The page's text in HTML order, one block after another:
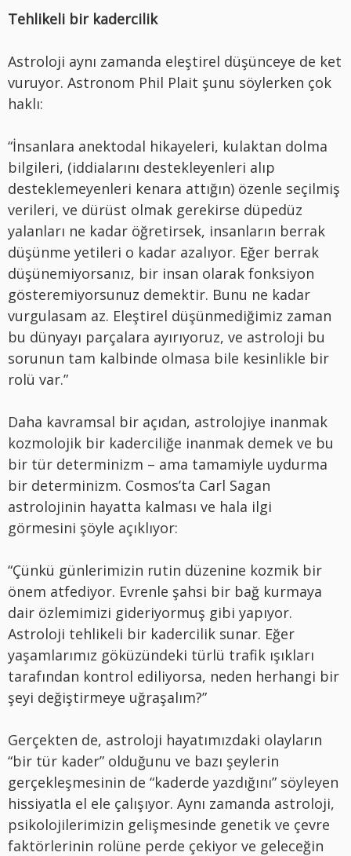
Tehlikeli bir kadercilik
Astroloji aynı zamanda eleştirel düşünceye de ket
vuruyor. Astronom Phil Plait şunu söylerken çok
haklı:
“İnsanlara anektodal hikayeleri, kulaktan dolma
bilgileri, (iddialarını destekleyenleri alıp
desteklemeyenleri kenara attığın) özenle seçilmiş
verileri, ve dürüst olmak gerekirse düpedüz
yalanları ne kadar öğretirsek, insanların berrak
düşünme yetileri o kadar azalıyor. Eğer berrak
düşünemiyorsanız, bir insan olarak fonksiyon
gösteremiyorsunuz demektir. Bunu ne kadar
vurgulasam az. Eleştirel düşünmediğimiz zaman
bu dünyayı parçalara ayırıyoruz, ve astroloji bu
sorunun tam kalbinde olmasa bile kesinlikle bir
rolü var.”
Daha kavramsal bir açıdan, astrolojiye inanmak
kozmolojik bir kaderciliğe inanmak demek ve bu
bir tür determinizm – ama tamamiyle uydurma
bir determinizm. Cosmos’ta Carl Sagan
astrolojinin hayatta kalması ve hala ilgi
görmesini şöyle açıklıyor:
“Çünkü günlerimizin rutin düzenine kozmik bir
önem atfediyor. Evrenle şahsi bir bağ kurmaya
dair özlemimizi gideriyormuş gibi yapıyor.
Astroloji tehlikeli bir kadercilik sunar. Eğer
yaşamlarımız göküzündeki türlü trafik ışıkları
tarafından kontrol ediliyorsa, neden herhangi bir
şeyi değiştirmeye uğraşalım?”
Gerçekten de, astroloji hayatımızdaki olayların
“bir tür kader” olduğunu ve bazı şeylerin
gerçekleşmesinin de “kaderde yazdığını” söyleyen
hissiyatla el ele çalışıyor. Aynı zamanda astroloji,
psikolojilerimizin gelişmesinde genetik ve çevre
faktörlerinin rolüne perde çekiyor ve geleceğin